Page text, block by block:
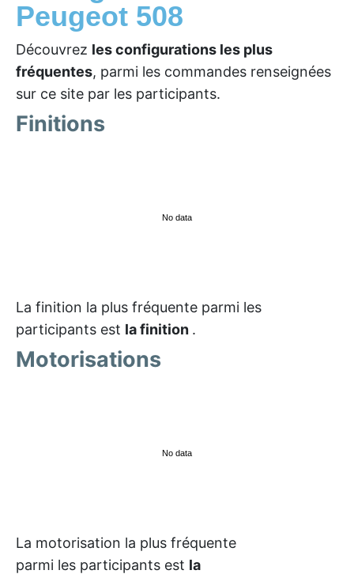
Peugeot 508
Découvrez les configurations les plus
fréquentes, parmi les commandes renseignées
sur ce site par les participants.
Finitions
No data
La finition la plus fréquente parmi les
participants est la finition .
Motorisations
No data
La motorisation la plus fréquente
parmi les participants est la